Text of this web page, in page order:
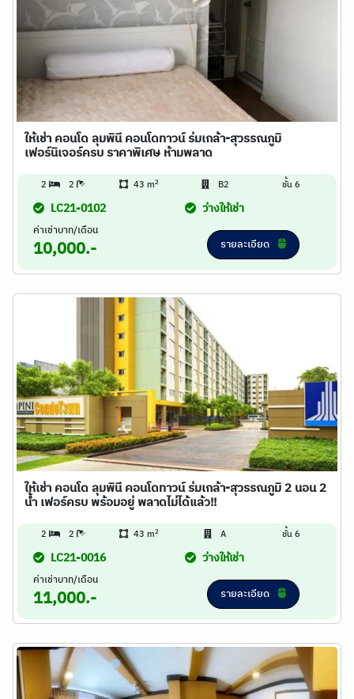
ให้เช่า คอนโด ลุมพินี คอนโดทาวน์ ร่มเกล้า-สุวรรณภูมิ
เฟอร์นิเจอร์ครบ ราคาพิเศษ ห้ามพลาด
2 2 43 m2 B2 ชั้น 6
LC21-0102 ว่างให้เช่า
ค่าเช่าบาท/เดือน
10,000.- รายละเอียด
ให้เช่า คอนโด ลุมพินี คอนโดทาวน์ ร่มเกล้า-สุวรรณภูมิ 2 นอน 2
น้ำ เฟอร์ครบ พร้อมอยู่ พลาดไม่ได้แล้ว!!
2 2 43 m2 A ชั้น 6
LC21-0016 ว่างให้เช่า
ค่าเช่าบาท/เดือน
11,000.- รายละเอียด